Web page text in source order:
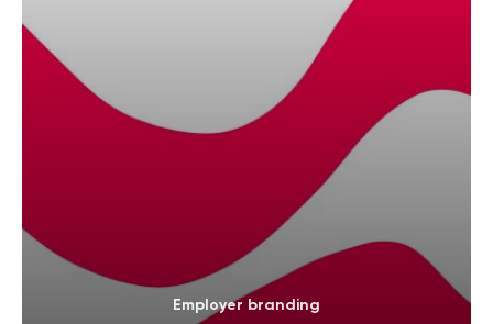
Employer branding